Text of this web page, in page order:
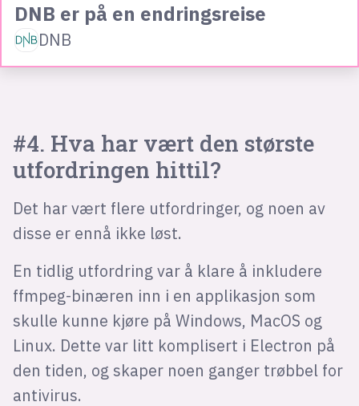
DNB er på en endringsreise
DNB
#4. Hva har vært den største
utfordringen hittil?
Det har vært flere utfordringer, og noen av
disse er ennå ikke løst.
En tidlig utfordring var å klare å inkludere
ffmpeg-binæren inn i en applikasjon som
skulle kunne kjøre på Windows, MacOS og
Linux. Dette var litt komplisert i Electron på
den tiden, og skaper noen ganger trøbbel for
antivirus.